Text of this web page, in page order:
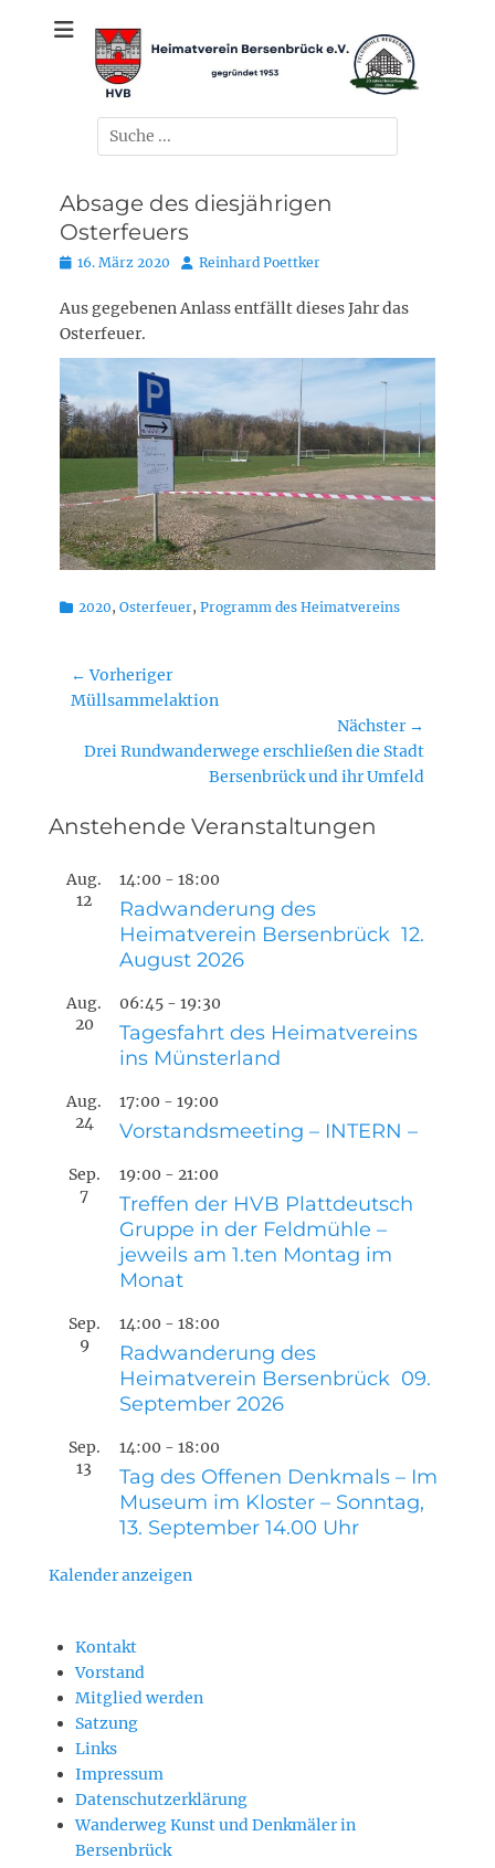
Heimatverein
Bersenbrück e.V.
gegründet 1953
Suchen
nach:
Absage des diesjährigen
Osterfeuers
Posted
16. März 2020 AutorReinhard Poettker
Aus gegebenen Anlass entfällt dieses Jahr das
Osterfeuer.
Kategorien
2020, Osterfeuer, Programm des Heimatvereins
Beitragsnavigation
← Vorheriger
Vorheriger
Müllsammelaktion
Nächster →
Nächster
Drei Rundwanderwege erschließen die Stadt
Bersenbrück und ihr Umfeld
Anstehende Veranstaltungen
Aug.
12
14:00 - 18:00
Radwanderung des
Heimatverein Bersenbrück 12.
August 2026
Aug.
20
06:45 - 19:30
Tagesfahrt des Heimatvereins
ins Münsterland
Aug.
24
17:00 - 19:00
Vorstandsmeeting – INTERN –
Sep.
7
19:00 - 21:00
Treffen der HVB Plattdeutsch
Gruppe in der Feldmühle –
jeweils am 1.ten Montag im
Monat
Sep.
9
14:00 - 18:00
Radwanderung des
Heimatverein Bersenbrück 09.
September 2026
Sep.
13
14:00 - 18:00
Tag des Offenen Denkmals – Im
Museum im Kloster – Sonntag,
13. September 14.00 Uhr
Kalender anzeigen
Kontakt
Vorstand
Mitglied werden
Satzung
Links
Impressum
Datenschutzerklärung
Wanderweg Kunst und Denkmäler in
Bersenbrück